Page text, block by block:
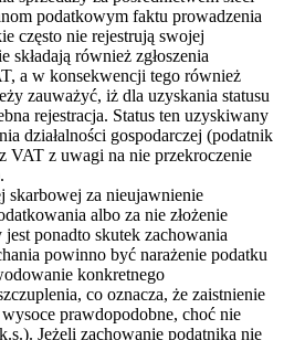
podatkowym faktu prowadzenia
często nie rejestrują swojej
składają również zgłoszenia
a w konsekwencji tego również
zauważyć, iż dla uzyskania statusu
rejestracja. Status ten uzyskiwany
działalności gospodarczej (podatnik
VAT z uwagi na nie przekroczenie
skarbowej za nieujawnienie
albo za nie złożenie
ponadto skutek zachowania
powinno być narażenie podatku
konkretnego
co oznacza, że zaistnienie
prawdopodobne, choć nie
Jeżeli zachowanie podatnika nie